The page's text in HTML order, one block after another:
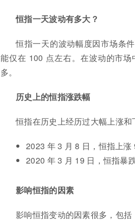
恒指一天波动有多大？
恒指一天的波动幅度因市场条
能仅在 100 点左右。在波动的市
多。
历史上的恒指涨跌幅
恒指在历史上经历过大幅上涨和
2023 年 3 月 8 日，恒指上涨
2020 年 3 月 19 日，恒指暴
影响恒指的因素
影响恒指变动的因素很多，包括